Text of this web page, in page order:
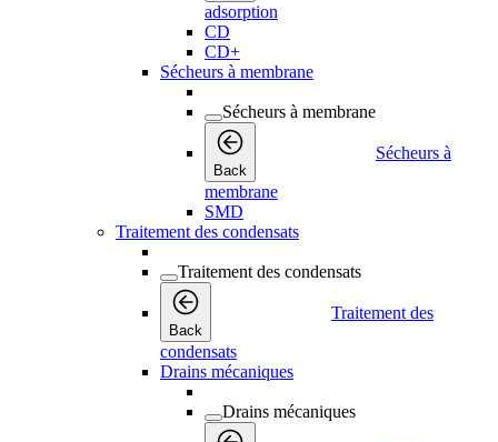
adsorption
CD
CD+
Sécheurs à membrane
Sécheurs à membrane
Back
Sécheurs à
membrane
SMD
Traitement des condensats
Traitement des condensats
Back
Traitement des
condensats
Drains mécaniques
Drains mécaniques